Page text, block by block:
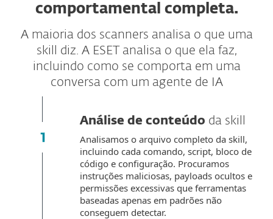
comportamental completa.
A maioria dos scanners analisa o que uma
skill diz. A ESET analisa o que ela faz,
incluindo como se comporta em uma
conversa com um agente de IA
Análise de conteúdo da skill
Analisamos o arquivo completo da skill,
incluindo cada comando, script, bloco de
código e configuração. Procuramos
instruções maliciosas, payloads ocultos e
permissões excessivas que ferramentas
baseadas apenas em padrões não
conseguem detectar.